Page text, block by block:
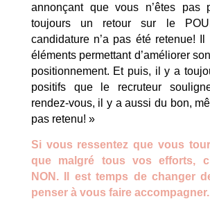
annonçant que vous n’êtes pas
toujours un retour sur le
candidature n’a pas été retenue!
éléments permettant d’améliorer
positionnement. Et puis, il y a
positifs que le recruteur
rendez-vous, il y a aussi du bon,
pas retenu! »
Si vous ressentez que vous
que malgré tous vos efforts,
NON.
Il est temps de changer
penser à vous faire accompagner.